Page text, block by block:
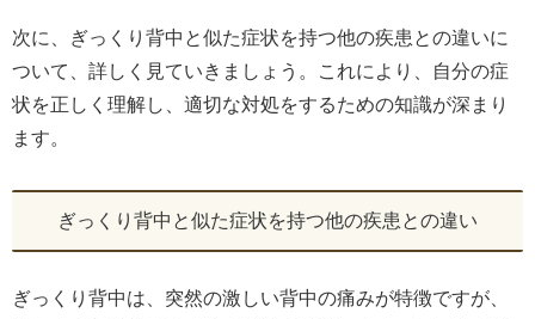
次に、ぎっくり背中と似た症状を持つ他の疾患との違いに
ついて、詳しく見ていきましょう。これにより、自分の症
状を正しく理解し、適切な対処をするための知識が深まり
ます。
ぎっくり背中と似た症状を持つ他の疾患との違い
ぎっくり背中は、突然の激しい背中の痛みが特徴ですが、